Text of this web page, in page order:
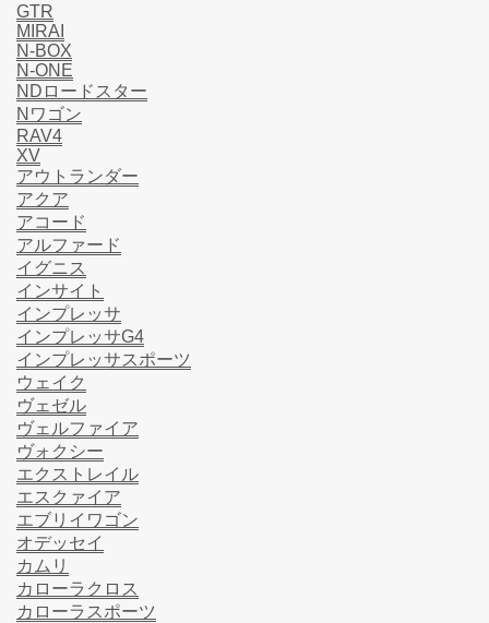
GTR
MIRAI
N-BOX
N-ONE
NDロードスター
Nワゴン
RAV4
XV
アウトランダー
アクア
アコード
アルファード
イグニス
インサイト
インプレッサ
インプレッサG4
インプレッサスポーツ
ウェイク
ヴェゼル
ヴェルファイア
ヴォクシー
エクストレイル
エスクァイア
エブリイワゴン
オデッセイ
カムリ
カローラクロス
カローラスポーツ